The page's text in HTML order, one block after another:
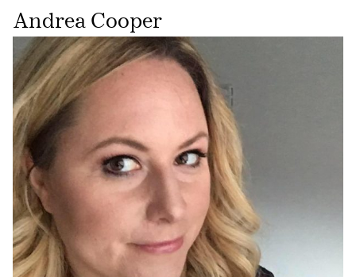
Andrea Cooper